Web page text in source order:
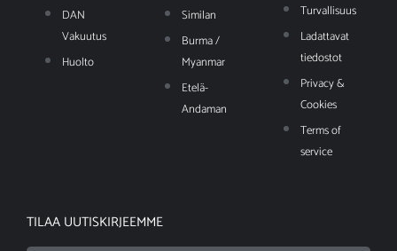
DAN
Vakuutus
Huolto
Similan
Burma /
Myanmar
Etelä-
Andaman
Turvallisuus
Ladattavat
tiedostot
Privacy &
Cookies
Terms of
service
TILAA UUTISKIRJEEMME